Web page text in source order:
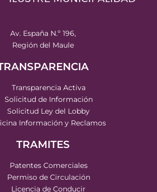
Av. España N.º 196,
Región del Maule
Transparencia Activa
Solicitud de Información
Solicitud Ley del Lobby
Información y Reclamos
TRAMITES
Patentes Comerciales
Permiso de Circulación
Licencia de Conducir